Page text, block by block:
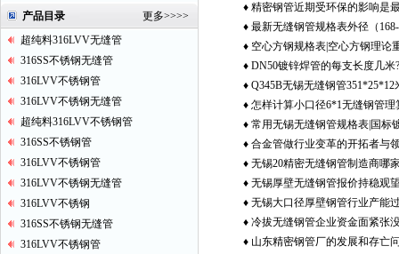
产品目录 更多>>>>
超纯料316LVV无缝管
316SS不锈钢无缝管
316LVV不锈钢管
316LVV不锈钢无缝管
超纯料316LVV不锈钢管
316SS不锈钢管
316LVV不锈钢管
316LVV不锈钢无缝管
316LVV不锈钢
316SS不锈钢无缝管
316LVV不锈钢管
步研究
♦ 精密钢管近期受环保的影响是
♦ 最新无缝钢管规格表外径（
**热轧结构用无缝钢管理论重量
♦ 空心方钢规格表|空心方钢理论
理论重量表
♦ DN50镀锌焊管的每支长度几米
一捆有多少支?
♦ Q345B无锡无缝钢管351*25*12
售
♦ 怎样计算小口径6*1无缝钢管理
无缝钢管理论重量表
♦ 常用无锡无缝钢管规格表|国标
表|常用镀锌管规格
♦ 合金管做行业变革的开拓者与
♦ 无锡20精密无缝钢管制造商哪
♦ 无锡厚壁无缝钢管报价持稳观
场成交不温不火
♦ 无锡大口径厚壁钢管行业产能
♦ 冷拔无缝钢管企业资金面紧张
善
♦ 山东精密钢管厂的发展和存亡